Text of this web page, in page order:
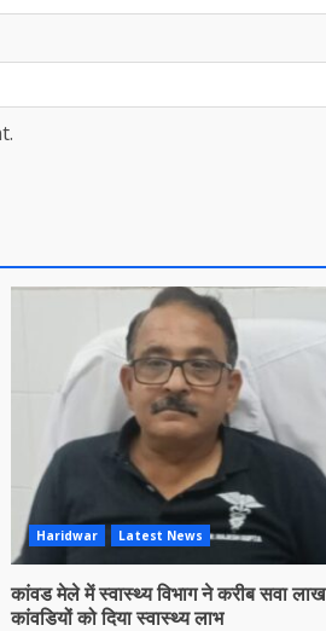
Haridwar Latest News
कांवड मेले में स्वास्थ्य विभाग ने करीब सवा लाख
कांवडियों को दिया स्वास्थ्य लाभ